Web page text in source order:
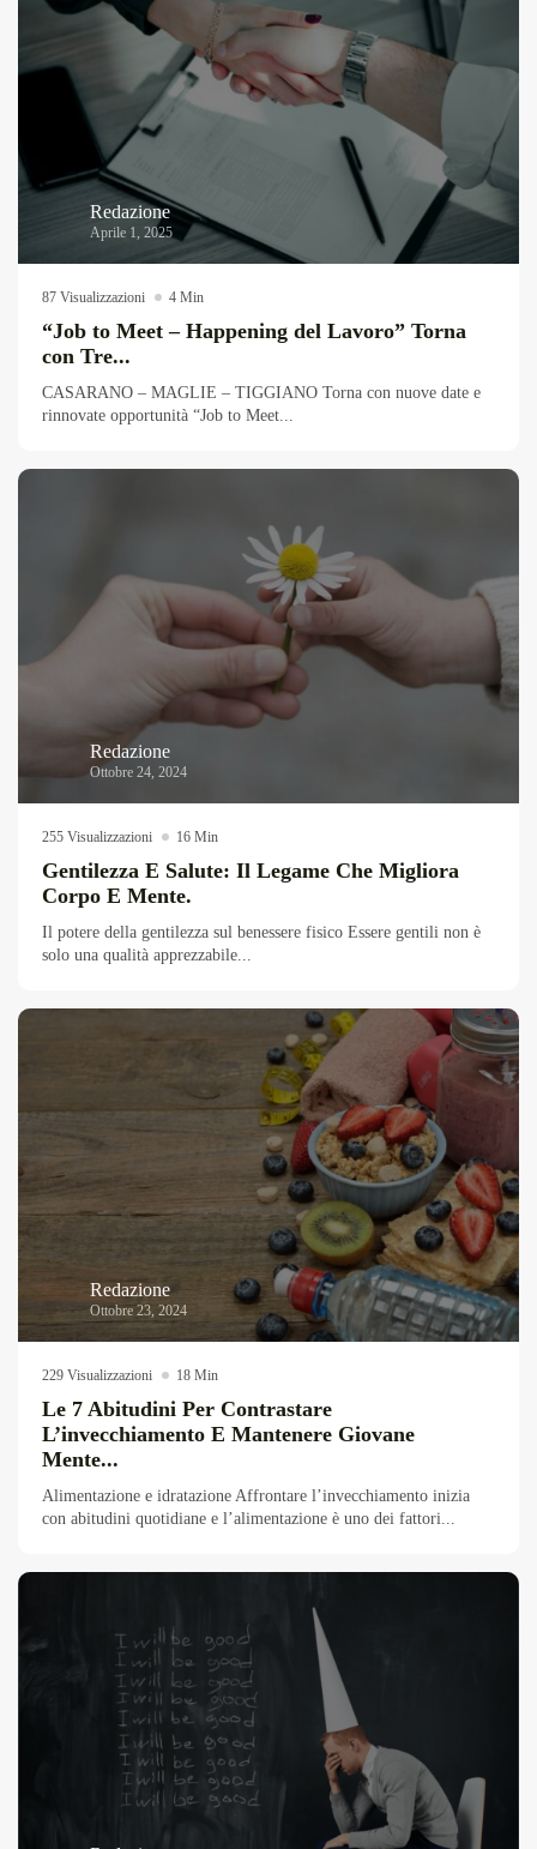
Redazione
Aprile 1, 2025
87 Visualizzazioni 4 Min
“Job to Meet – Happening del Lavoro” Torna
con Tre...
CASARANO – MAGLIE – TIGGIANO Torna con nuove date e
rinnovate opportunità “Job to Meet...
Redazione
Ottobre 24, 2024
255 Visualizzazioni 16 Min
Gentilezza E Salute: Il Legame Che Migliora
Corpo E Mente.
Il potere della gentilezza sul benessere fisico Essere gentili non è
solo una qualità apprezzabile...
Redazione
Ottobre 23, 2024
229 Visualizzazioni 18 Min
Le 7 Abitudini Per Contrastare
L’invecchiamento E Mantenere Giovane
Mente...
Alimentazione e idratazione Affrontare l’invecchiamento inizia
con abitudini quotidiane e l’alimentazione è uno dei fattori...